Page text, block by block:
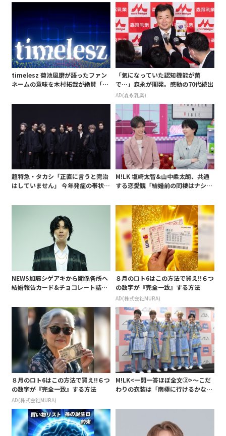
timelesz 菊池風磨が語ったファン
ネームの意味を木村拓哉が絶賛「考
「気になっていた認知機能が菌
で…」森永が開発。感動の70代続出
AD(森永乳業)
超特急・タカシ「正直に言うと完治
はしていません」 今年発症の帯状疱
白 後遺症も語る
M!LK 塩崎太智&山中柔太朗、共通
する恋愛観「結婚前の同棲はナシ」
NEWS加藤シゲアキから関係各所へ
結婚報告カード&チョコレート詰め
も添えて
８月のロト6はこの方法で買え!!６つ
の数字が『完全一致』する方法
AD(株式会社MURA)
８月のロト6はこの方法で買え!!６つ
の数字が『完全一致』する方法
AD(株式会社MURA)
M!LK<一問一答ほぼ全文②>～こだ
わりの衣装は「南極に行けるかなと